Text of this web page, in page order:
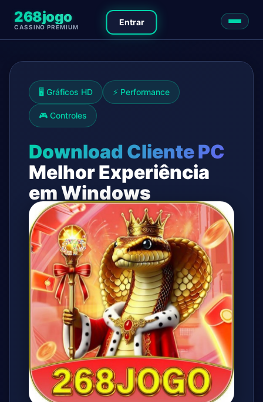
268jogo
CASSINO PREMIUM Entrar
🖥️ Gráficos HD ⚡ Performance
🎮 Controles
Download Cliente PC
Melhor Experiência
em Windows